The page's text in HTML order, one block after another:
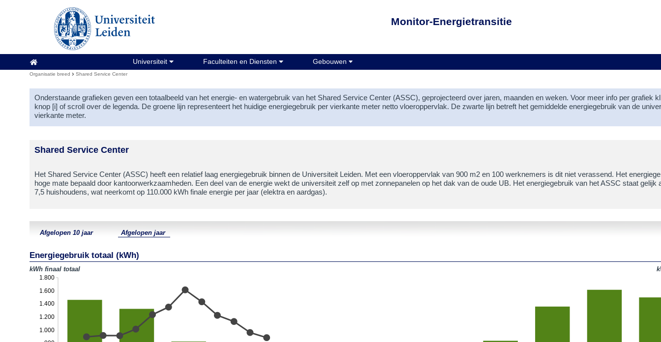
Energiegebruik totaal (kWh)
Organisatie breed Shared Service Center
1.000
1.200
1.400
1.600
1.800
Organisatie breed Onderdelen Gebouwen
Universiteit Faculteiten en Diensten Gebouwen
Onderstaande grafieken geven een totaalbeeld van het energie- en watergebruik van het Shared Service Center (ASSC), geprojecteerd over jaren, maanden en weken. Voor meer info per grafiek
knop [i] of scroll over de legenda. De groene lijn representeert het huidige energiegebruik per vierkante meter netto vloeroppervlak. De zwarte lijn betreft het gemiddelde energiegebruik van de
vierkante meter.
Shared Service Center
Het Shared Service Center (ASSC) heeft een relatief laag energiegebruik binnen de Universiteit Leiden. Met een vloeroppervlak van 900 m2 en 100 werknemers is dit niet verassend. Het
hoge mate bepaald door kantoorwerkzaamheden. Een deel van de energie wekt de universiteit zelf op met zonnepanelen op het dak van de oude UB. Het energiegebruik van het ASSC staat gelijk
7,5 huishoudens, wat neerkomt op 110.000 kWh finale energie per jaar (elektra en aardgas).
Monitor-Energietransitie
kWh finaal totaal